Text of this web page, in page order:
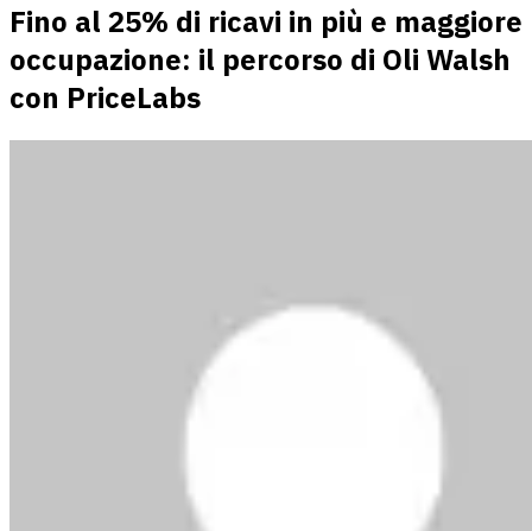
Fino al 25% di ricavi in più e maggiore
occupazione: il percorso di Oli Walsh
con PriceLabs